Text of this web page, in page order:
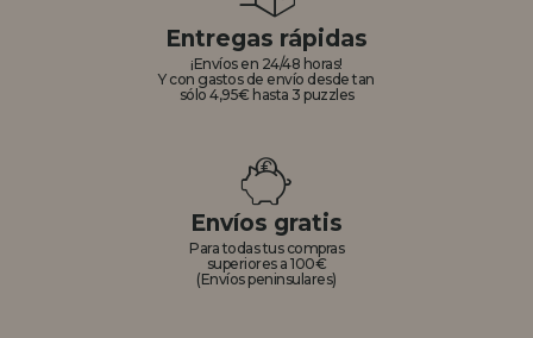
Entregas rápidas
¡Envíos en 24/48 horas!
Y con gastos de envío desde tan
sólo 4,95€ hasta 3 puzzles
Envíos gratis
Para todas tus compras
superiores a 100€
(Envíos peninsulares)